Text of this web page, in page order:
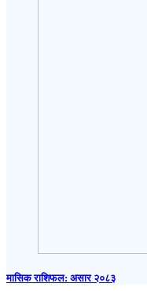
मासिक राशिफल: असार २०८३